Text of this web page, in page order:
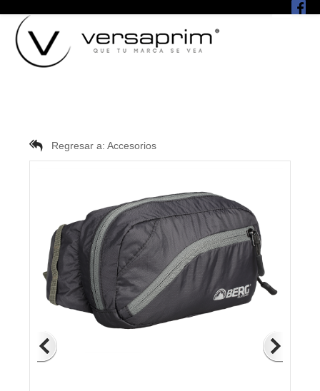
Regresar a: Accesorios